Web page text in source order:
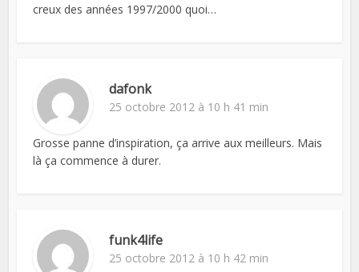
creux des années 1997/2000 quoi…
dafonk
25 octobre 2012 à 10 h 41 min
Grosse panne d’inspiration, ça arrive aux meilleurs. Mais
là ça commence à durer.
funk4life
25 octobre 2012 à 10 h 42 min